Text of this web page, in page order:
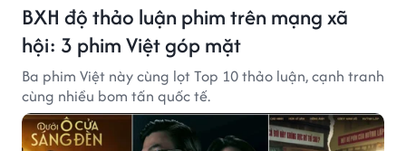
BXH độ thảo luận phim trên mạng xã
hội: 3 phim Việt góp mặt
Ba phim Việt này cùng lọt Top 10 thảo luận, cạnh tranh
cùng nhiều bom tấn quốc tế.